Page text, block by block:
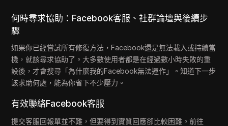
何時尋求協助：Facebook客服、社群論壇與後續步
驟
如果你已經嘗試所有修復方法，Facebook還是無法載入或持續當
機，就該尋求協助了。大多數使用者都是在經過數小時失敗的重
設後，才會搜尋「為什麼我的Facebook無法運作」。知道下一步
該求助何處，能為你省下不少壓力。
有效聯絡Facebook客服
提交客服回報單並不難，但要得到實質回應卻比較困難。前往